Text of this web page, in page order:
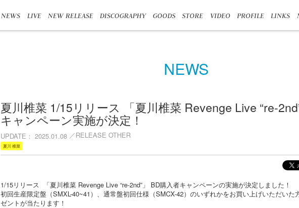
NEWS LIVE NEW RELEASE DISCOGRAPHY GOODS STORE VIDEO PROFILE LINKS
NEWS
夏川椎菜 1/15リリース 「夏川椎菜 Revenge Live “re-
キャンペーン実施が決定！
UPDATE 2025.01.08 RELEASE OTHER
夏川 椎菜
1/15リリース 「夏川椎菜 Revenge Live “re-2nd”」 BD購入者キャンペーンの実施が決定しました！
初回生産限定盤（SMXL-40~41）、通常盤初回仕様（SMCX-42）のいずれかをお買い上げいただいた
ゼントが当たります！